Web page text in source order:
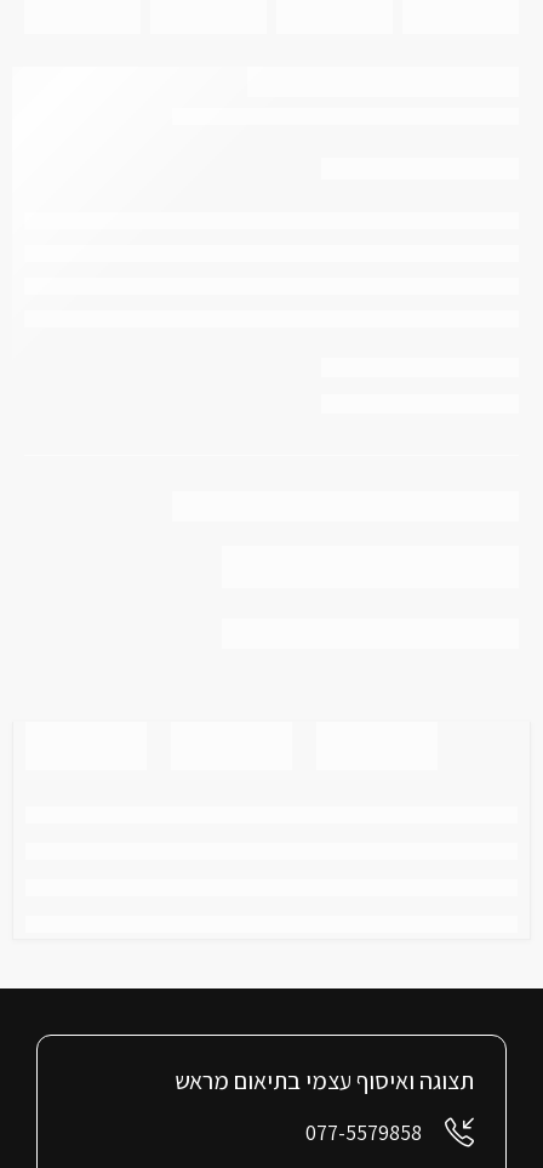
תצוגה ואיסוף עצמי בתיאום מראש
077-5579858